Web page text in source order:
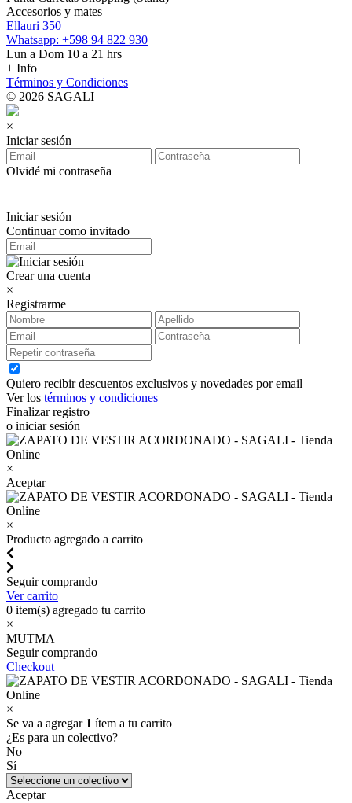
Accesorios y mates
Ellauri 350
Whatsapp: +598 94 822 930
Lun a Dom 10 a 21 hrs
+ Info
Términos y Condiciones
© 2026 SAGALI
×
Iniciar sesión
Olvidé mi contraseña
Iniciar sesión
Continuar como invitado
Crear una cuenta
×
Registrarme
Quiero recibir descuentos exclusivos y novedades por email
Ver los términos y condiciones
Finalizar registro
o iniciar sesión
×
Aceptar
×
Producto agregado a carrito
Seguir comprando
Ver carrito
0 item(s) agregado tu carrito
×
MUTMA
Seguir comprando
Checkout
×
Se va a agregar 1 ítem a tu carrito
¿Es para un colectivo?
No
Sí
Aceptar